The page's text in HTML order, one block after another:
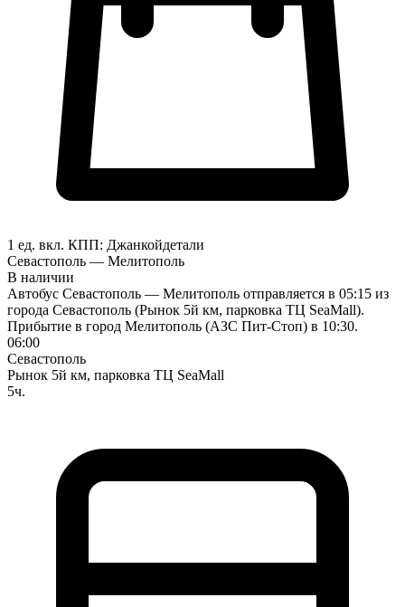
1 ед. вкл. КПП: Джанкойдетали
Севастополь — Мелитополь
В наличии
Автобус Севастополь — Мелитополь отправляется в 05:15 из
города Севастополь (Рынок 5й км, парковка ТЦ SeaMall).
Прибытие в город Мелитополь (АЗС Пит-Стоп) в 10:30.
06:00
Севастополь
Рынок 5й км, парковка ТЦ SeaMall
5ч.